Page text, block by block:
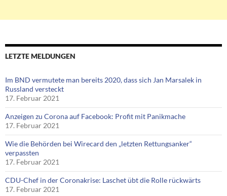
LETZTE MELDUNGEN
Im BND vermutete man bereits 2020, dass sich Jan Marsalek in
Russland versteckt
17. Februar 2021
Anzeigen zu Corona auf Facebook: Profit mit Panikmache
17. Februar 2021
Wie die Behörden bei Wirecard den „letzten Rettungsanker“
verpassten
17. Februar 2021
CDU-Chef in der Coronakrise: Laschet übt die Rolle rückwärts
17. Februar 2021